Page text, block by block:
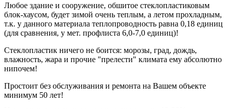
Любое здание и сооружение, обшитое стеклопластиковым
блок-хаусом, будет зимой очень теплым, а летом прохладным,
т.к. у данного материала теплопроводность равна 0,18 единиц
(для сравнения, у мет. профлиста 6,0-7,0 единиц)!
Стеклопластик ничего не боится: морозы, град, дождь,
влажность, жара и прочие "прелести" климата ему абсолютно
нипочем!
Простоит без обслуживания и ремонта на Вашем объекте
минимум 50 лет!